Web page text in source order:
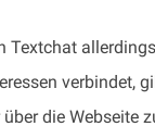
Textchat
verbindet,
die